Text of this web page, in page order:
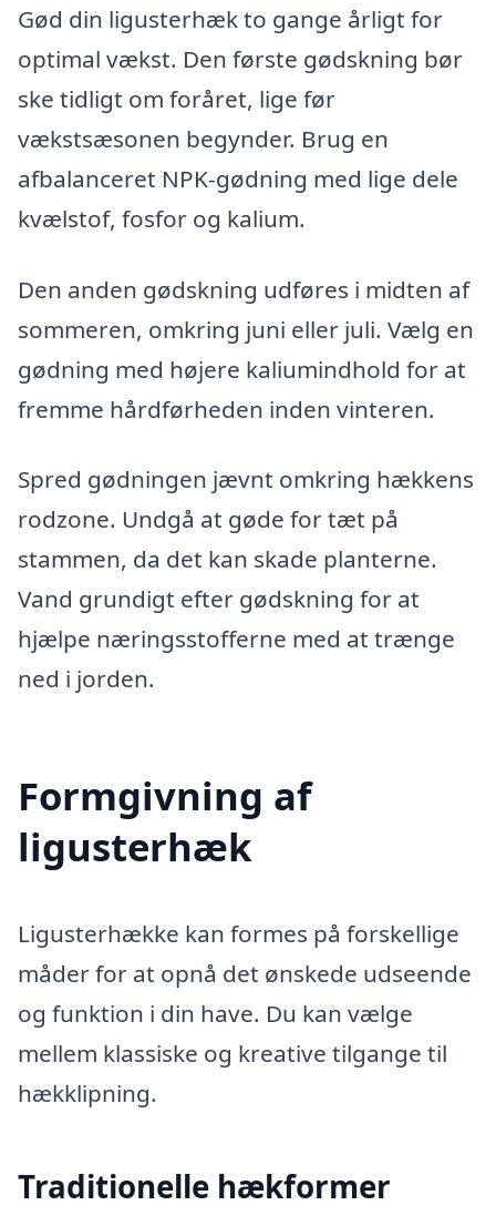
Gød din ligusterhæk to gange årligt for
optimal vækst. Den første gødskning bør
ske tidligt om foråret, lige før
vækstsæsonen begynder. Brug en
afbalanceret NPK-gødning med lige dele
kvælstof, fosfor og kalium.
Den anden gødskning udføres i midten af
sommeren, omkring juni eller juli. Vælg en
gødning med højere kaliumindhold for at
fremme hårdførheden inden vinteren.
Spred gødningen jævnt omkring hækkens
rodzone. Undgå at gøde for tæt på
stammen, da det kan skade planterne.
Vand grundigt efter gødskning for at
hjælpe næringsstofferne med at trænge
ned i jorden.
Formgivning af
ligusterhæk
Ligusterhække kan formes på forskellige
måder for at opnå det ønskede udseende
og funktion i din have. Du kan vælge
mellem klassiske og kreative tilgange til
hækklipning.
Traditionelle hækformer